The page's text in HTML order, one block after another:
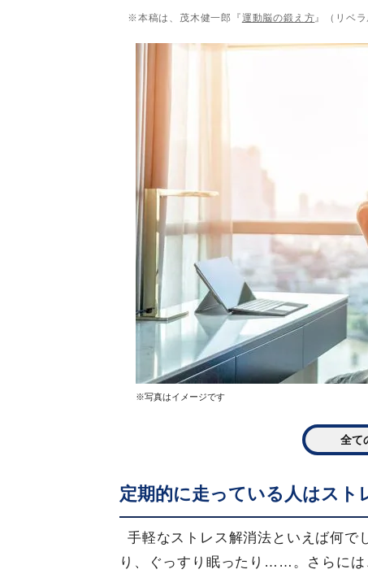
※本稿は、茂木健一郎『運動脳の鍛え方』（リベ
※写真はイメージです
全て
定期的に走っている人はスト
手軽なストレス解消法といえば何で
り、ぐっすり眠ったり……。さらには